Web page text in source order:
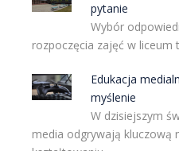
pytanie
Wybór
rozpoczęcia zajęć w
Edukacja
myślenie
W dzisiejszym
media odgrywają kluczową